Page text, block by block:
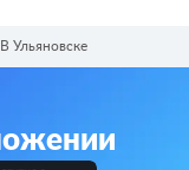
В Ульяновске
приложении